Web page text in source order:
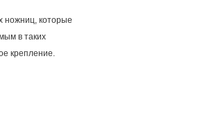
ножниц, которые
в таких
крепление.